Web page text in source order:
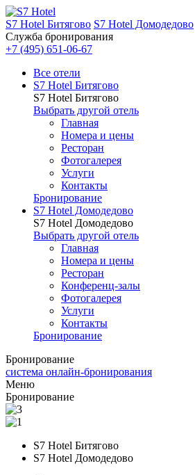
S7 Hotel Битягово S7 Hotel Домодедово
Служба бронирования
+7 (495) 651-06-67
Все отели
S7 Hotel Битягово
S7 Hotel Битягово
Выбрать другой отель
Главная
Номера и цены
Ресторан
Фотогалерея
Услуги
Контакты
Бронирование
S7 Hotel Домодедово
S7 Hotel Домодедово
Выбрать другой отель
Главная
Номера и цены
Ресторан
Конференц-залы
Фотогалерея
Услуги
Контакты
Бронирование
Бронирование
система онлайн-бронирования
Меню
Бронирование
S7 Hotel Битягово
S7 Hotel Домодедово